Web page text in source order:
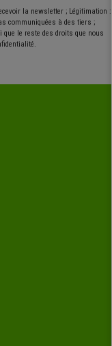
la newsletter ; Légitimation :
communiquées à des tiers ;
le reste des droits que nous